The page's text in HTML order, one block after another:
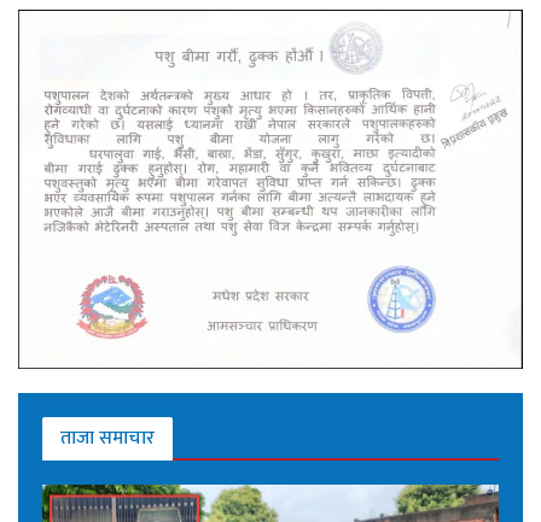
ताजा समाचार